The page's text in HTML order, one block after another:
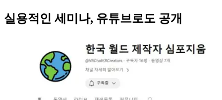
실용적인 세미나, 유튜브로도 공개